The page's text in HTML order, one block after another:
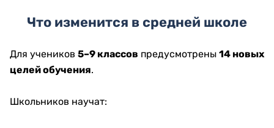
Что изменится в средней школе
Для учеников 5–9 классов предусмотрены 14 новых
целей обучения.
Школьников научат: